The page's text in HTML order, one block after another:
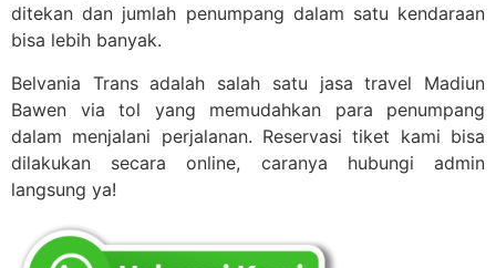
ditekan dan jumlah penumpang dalam satu kendaraan
bisa lebih banyak.
Belvania Trans adalah salah satu jasa travel Madiun
Bawen via tol yang memudahkan para penumpang
dalam menjalani perjalanan. Reservasi tiket kami bisa
dilakukan secara online, caranya hubungi admin
langsung ya!